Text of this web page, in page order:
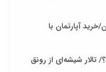
آپارتمان با
تالار شیشه‌ای از رونق